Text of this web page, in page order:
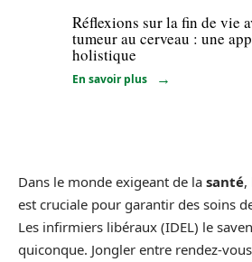
Réflexions sur la fin de vie
tumeur au cerveau : une
holistique
En savoir plus
Dans le monde exigeant de la santé,
est cruciale pour garantir des soins
Les infirmiers libéraux (IDEL) le
quiconque. Jongler entre rendez-